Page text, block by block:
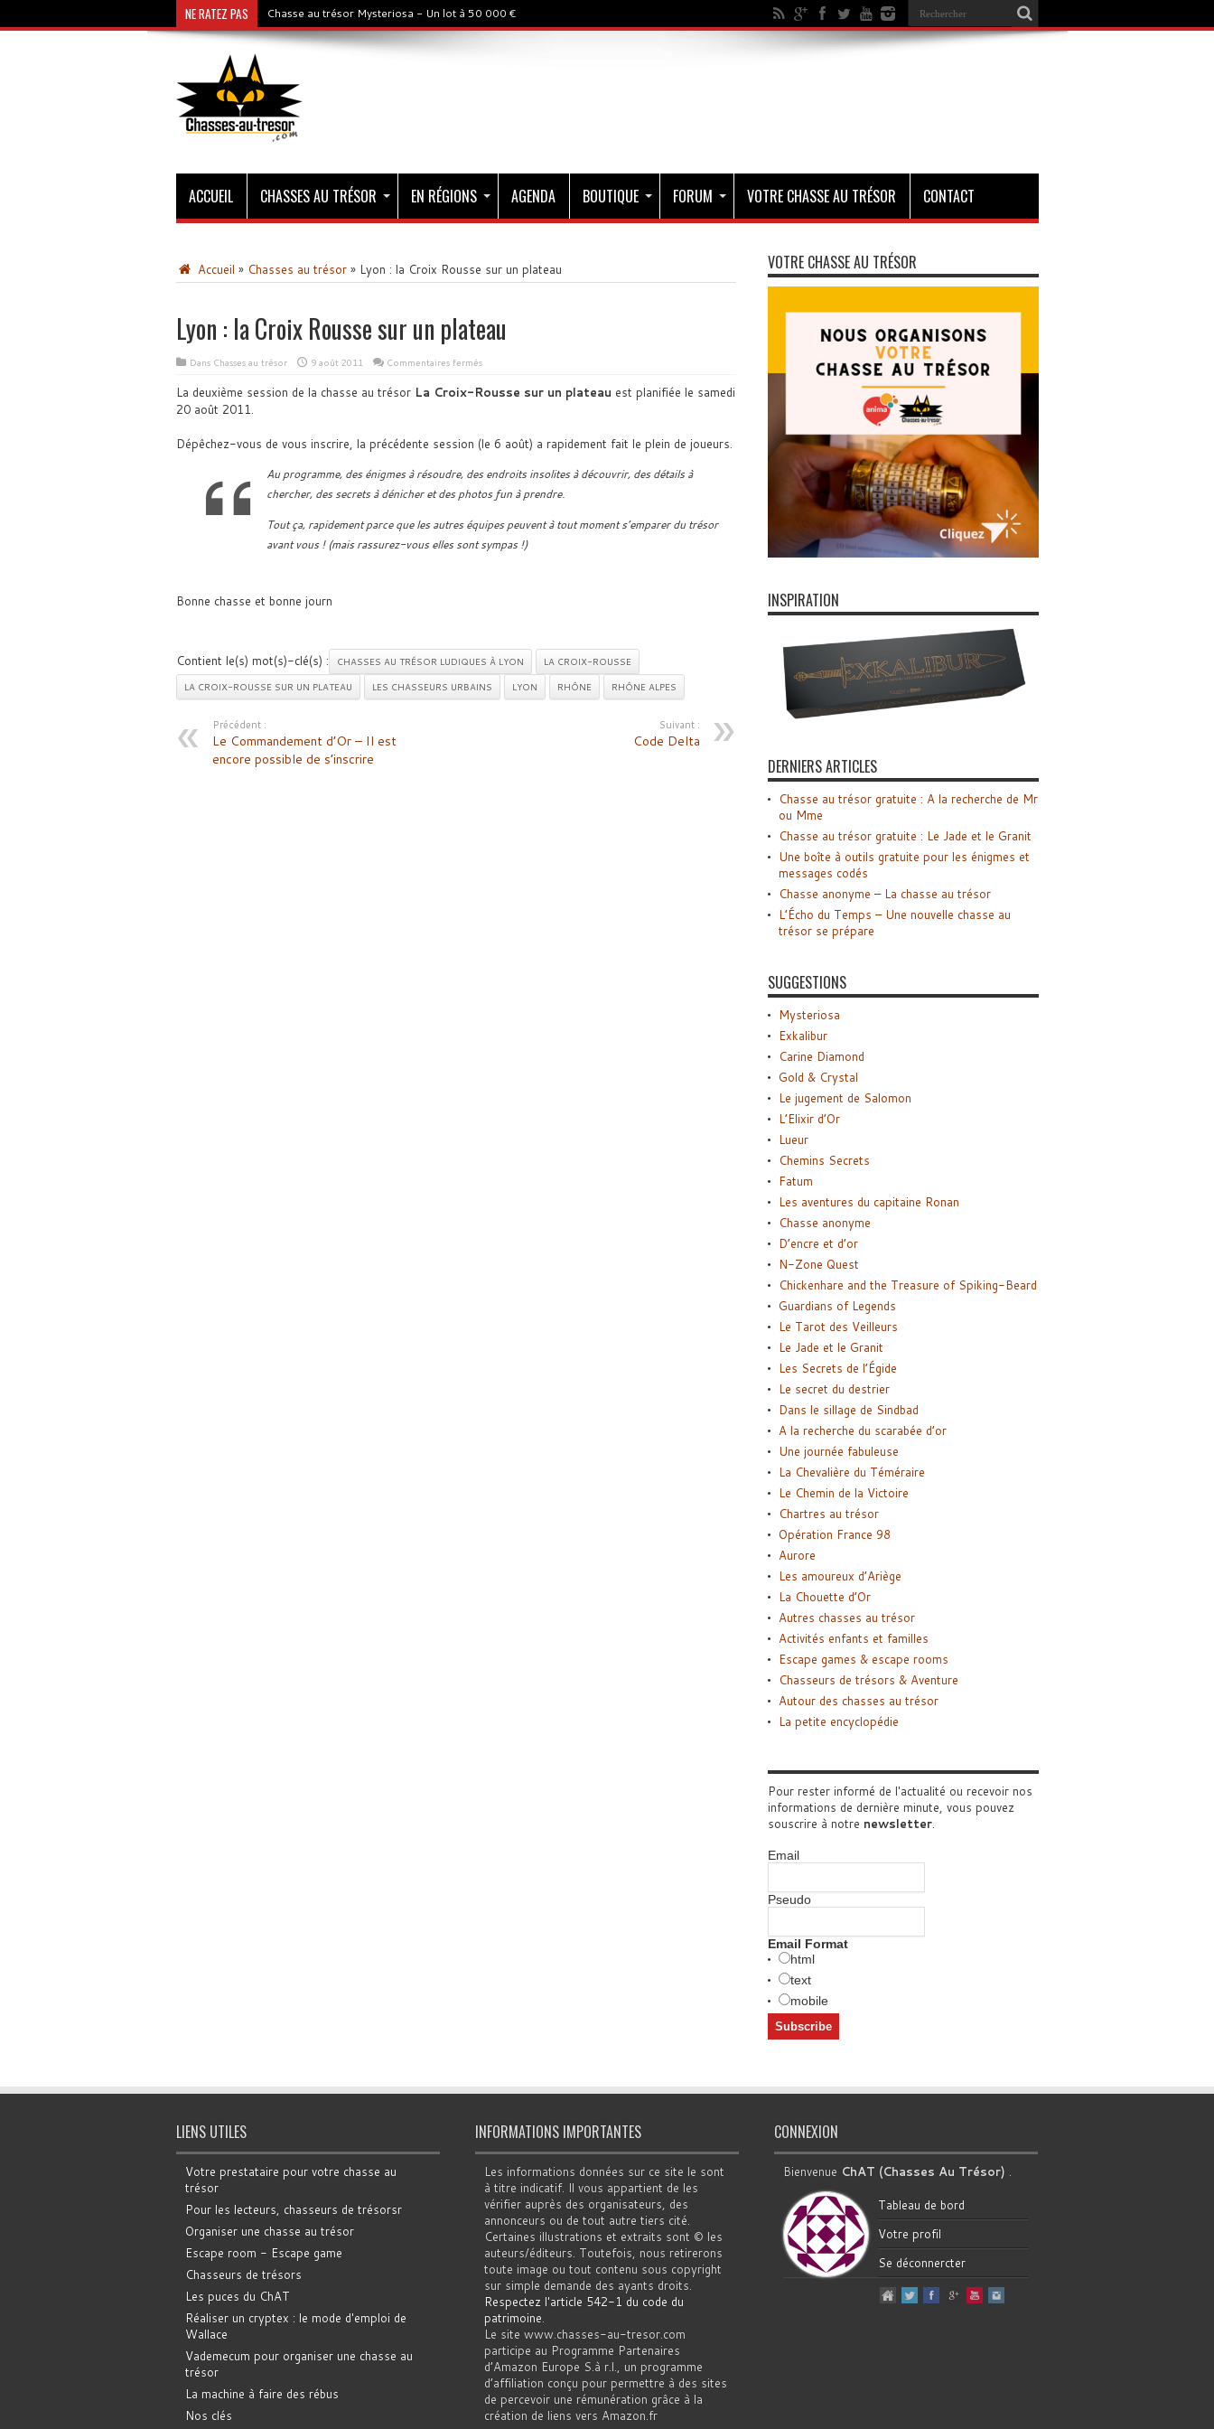
NE RATEZ PAS Chasse au trésor Mysteriosa - Un lot à 50 000 €
ACCUEIL CHASSES AU TRÉSOR EN RÉGIONS AGENDA BOUTIQUE FORUM VOTRE CHASSE AU TRÉSOR CONTACT
Accueil » Chasses au trésor » Lyon : la Croix Rousse sur un plateau
Lyon : la Croix Rousse sur un plateau
Dans Chasses au trésor 9 août 2011 Commentaires ferméssur
:
la
sur
un
La deuxième session de la chasse au trésor La Croix-Rousse sur un plateau est planifiée le samedi
20 août 2011.
Dépêchez-vous de vous inscrire, la précédente session (le 6 août) a rapidement fait le plein de joueurs.
Au programme, des énigmes à résoudre, des endroits insolites à découvrir, des détails à
chercher, des secrets à dénicher et des photos fun à prendre.
Tout ça, rapidement parce que les autres équipes peuvent à tout moment s’emparer du trésor
avant vous ! (mais rassurez-vous elles sont sympas !)
Bonne chasse et bonne journ
Contient le(s) mot(s)-clé(s) : CHASSES AU TRÉSOR LUDIQUES À LYON
LA CROIX-ROUSSE
LA CROIX-ROUSSE SUR UN PLATEAU
LES CHASSEURS URBAINS LYON RHÔNE RHÔNE ALPES
Précédent :
Le Commandement d’Or – Il est
encore possible de s’inscrire
Suivant :
Code Delta
VOTRE CHASSE AU TRÉSOR
INSPIRATION
DERNIERS ARTICLES
Chasse au trésor gratuite : A la recherche de Mr
ou Mme
Chasse au trésor gratuite : Le Jade et le Granit
Une boîte à outils gratuite pour les énigmes et
messages codés
Chasse anonyme – La chasse au trésor
L’Écho du Temps – Une nouvelle chasse au
trésor se prépare
SUGGESTIONS
Mysteriosa
Exkalibur
Carine Diamond
Gold & Crystal
Le jugement de Salomon
L’Elixir d’Or
Lueur
Chemins Secrets
Fatum
Les aventures du capitaine Ronan
Chasse anonyme
D’encre et d’or
N-Zone Quest
Chickenhare and the Treasure of Spiking-Beard
Guardians of Legends
Le Tarot des Veilleurs
Le Jade et le Granit
Les Secrets de l’Égide
Le secret du destrier
Dans le sillage de Sindbad
A la recherche du scarabée d’or
Une journée fabuleuse
La Chevalière du Téméraire
Le Chemin de la Victoire
Chartres au trésor
Opération France 98
Aurore
Les amoureux d’Ariège
La Chouette d’Or
Autres chasses au trésor
Activités enfants et familles
Escape games & escape rooms
Chasseurs de trésors & Aventure
Autour des chasses au trésor
La petite encyclopédie
Pour rester informé de l'actualité ou recevoir nos
informations de dernière minute, vous pouvez
souscrire à notre newsletter.
Email
Pseudo
Email Format
html
text
mobile
LIENS UTILES
Votre prestataire pour votre chasse au
trésor
Pour les lecteurs, chasseurs de trésorsr
Organiser une chasse au trésor
Escape room - Escape game
Chasseurs de trésors
Les puces du ChAT
Réaliser un cryptex : le mode d'emploi de
Wallace
Vademecum pour organiser une chasse au
trésor
La machine à faire des rébus
Nos clés
INFORMATIONS IMPORTANTES
Les informations données sur ce site le sont
à titre indicatif. Il vous appartient de les
vérifier auprès des organisateurs, des
annonceurs ou de tout autre tiers cité.
Certaines illustrations et extraits sont © les
auteurs/éditeurs. Toutefois, nous retirerons
toute image ou tout contenu sous copyright
sur simple demande des ayants droits.
Respectez l'article 542-1 du code du
patrimoine
Le site www.chasses-au-tresor.com
participe au Programme Partenaires
d’Amazon Europe S.à r.l., un programme
d’affiliation conçu pour permettre à des sites
de percevoir une rémunération grâce à la
création de liens vers Amazon.fr
CONNEXION
Bienvenue ChAT (Chasses Au Trésor)
Tableau de bord
Votre profil
Se déconnercter